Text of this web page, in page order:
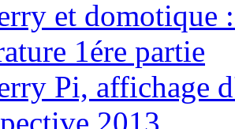
et domotique
1ére partie
Pi, affichage
2013